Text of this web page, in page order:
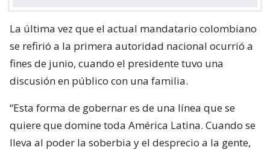
La última vez que el actual mandatario colombiano
se refirió a la primera autoridad nacional ocurrió a
fines de junio, cuando el presidente tuvo una
discusión en público con una familia.
“Esta forma de gobernar es de una línea que se
quiere que domine toda América Latina. Cuando se
lleva al poder la soberbia y el desprecio a la gente,